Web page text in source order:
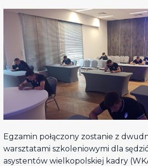
Egzamin połączony zostanie z
warsztatami szkoleniowymi dla
asystentów wielkopolskiej kadry